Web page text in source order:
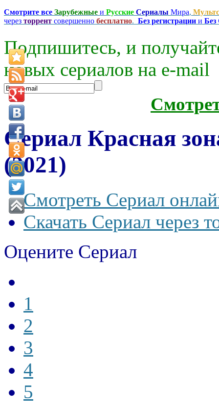
Смотрите все Зарубежные и Русские Сериалы Мира,
через торрент совершенно бесплатно. Без регистрации и
Подпишитесь, и
новых сериалов на e-mаil
Сериал Красная
(2021)
Смотреть Сериал
Скачать Сериал через
Оцените Сериал
1
2
3
4
5